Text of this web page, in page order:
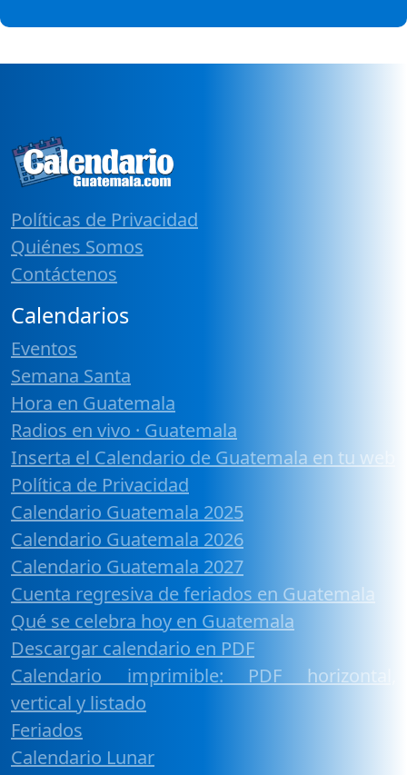
Políticas de Privacidad
Quiénes Somos
Contáctenos
Calendarios
Eventos
Semana Santa
Hora en Guatemala
Radios en vivo · Guatemala
Inserta el Calendario de Guatemala en tu web
Política de Privacidad
Calendario Guatemala 2025
Calendario Guatemala 2026
Calendario Guatemala 2027
Cuenta regresiva de feriados en Guatemala
Qué se celebra hoy en Guatemala
Descargar calendario en PDF
Calendario imprimible: PDF horizontal,
vertical y listado
Feriados
Calendario Lunar